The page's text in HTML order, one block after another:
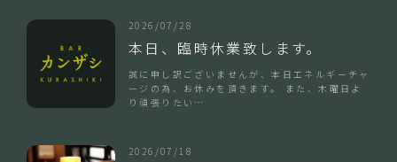
2026/07/28
本日、臨時休業致します。
誠に申し訳ございませんが、本日エネルギーチャ
ージの為、お休みを頂きます。 また、木曜日よ
り頑張りたい…
2026/07/18